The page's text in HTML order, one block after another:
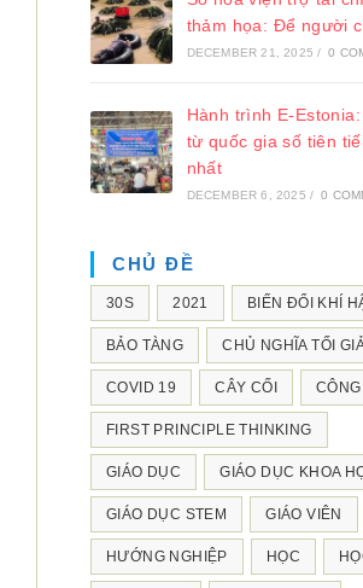
thảm họa: Để người
DECEMBER 21, 2025 / 0
Hành trình E-
từ quốc gia số tiên
nhất
DECEMBER 6, 2025 / 0
CHỦ ĐỀ
30S 2021 BIẾN ĐỔI KHÍ
BẢO TÀNG CHỦ NGHĨA TỐI
COVID 19 CÂY CỐI
FIRST PRINCIPLE THINKING
GIÁO DỤC GIÁO DỤC KHOA
GIÁO DỤC STEM GIÁO VIÊN
HƯỚNG NGHIỆP HỌC